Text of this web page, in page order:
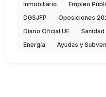
Inmobiliario
Empleo
DGSJFP
Oposiciones
Diario Oficial UE
Sanidad
Energía
Ayudas y